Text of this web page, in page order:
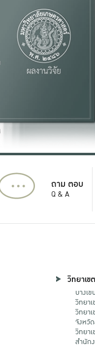
... ถาม ตอบ
Q & A
วิทยาเขต
บางเข
วิทยา
วิทยา
จังหวั
วิทยา
สำนัก